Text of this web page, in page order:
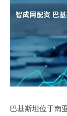
巴基斯坦位于南